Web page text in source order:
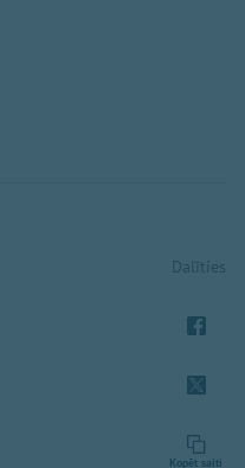
Dalīties
Kopēt saiti